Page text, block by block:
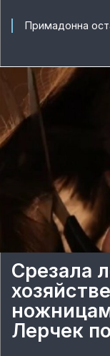
Примадонна
Срезала
Лерчек